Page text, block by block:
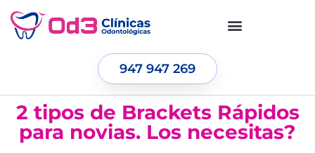
947 947 269
2 tipos de Brackets Rápidos
para novias. Los necesitas?